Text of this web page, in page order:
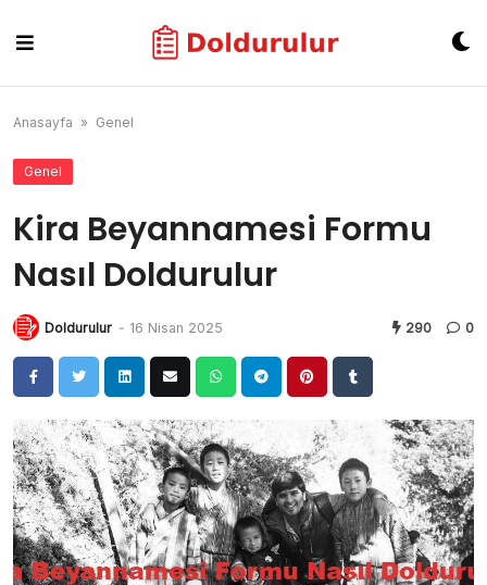
content
Anasayfa » Genel
Genel
Kira Beyannamesi Formu
Nasıl Doldurulur
Doldurulur - 16 Nisan 2025 290 0